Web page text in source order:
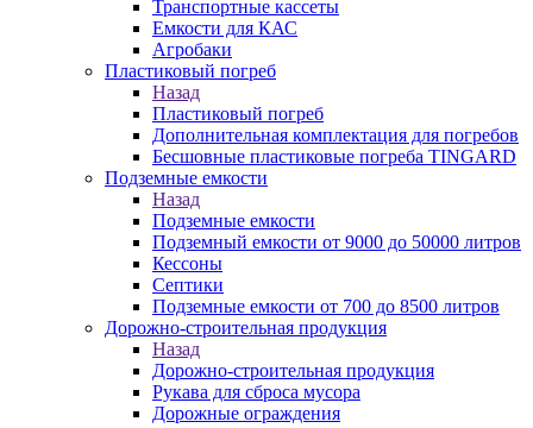
Транспортные кассеты
Емкости для КАС
Агробаки
Пластиковый погреб
Назад
Пластиковый погреб
Дополнительная комплектация для погребов
Бесшовные пластиковые погреба TINGARD
Подземные емкости
Назад
Подземные емкости
Подземный емкости от 9000 до 50000 литров
Кессоны
Септики
Подземные емкости от 700 до 8500 литров
Дорожно-строительная продукция
Назад
Дорожно-строительная продукция
Рукава для сброса мусора
Дорожные ограждения